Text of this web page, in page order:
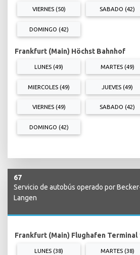
VIERNES (50) SABADO (42)
DOMINGO (42)
Frankfurt (Main) Höchst Bahnhof
LUNES (49) MARTES (49)
MIERCOLES (49) JUEVES (49)
VIERNES (49) SABADO (42)
DOMINGO (42)
67
Servicio de autobús operado por
Langen
Frankfurt (Main) Flughafen Terminal
LUNES (38) MARTES (38)